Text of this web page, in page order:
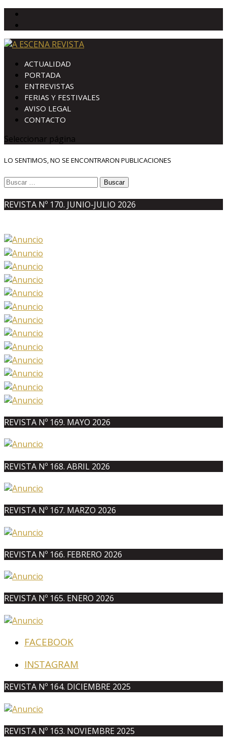
ACTUALIDAD
PORTADA
ENTREVISTAS
FERIAS Y FESTIVALES
AVISO LEGAL
CONTACTO
Seleccionar página
LO SENTIMOS, NO SE ENCONTRARON PUBLICACIONES
Buscar:
REVISTA Nº 170. JUNIO-JULIO 2026
REVISTA Nº 169. MAYO 2026
REVISTA Nº 168. ABRIL 2026
REVISTA Nº 167. MARZO 2026
REVISTA Nº 166. FEBRERO 2026
REVISTA Nº 165. ENERO 2026
FACEBOOK
INSTAGRAM
REVISTA Nº 164. DICIEMBRE 2025
REVISTA Nº 163. NOVIEMBRE 2025